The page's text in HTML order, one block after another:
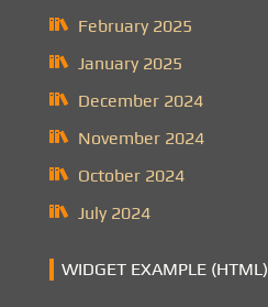
February 2025
January 2025
December 2024
November 2024
October 2024
July 2024
WIDGET EXAMPLE (HTML)